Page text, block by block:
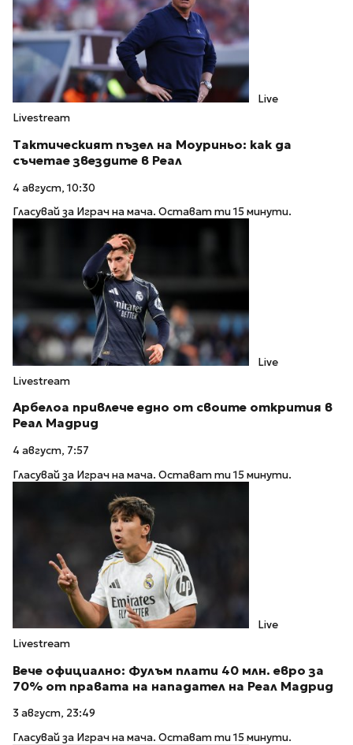
Live
Livestream
Тактическият пъзел на Моуриньо: как да
съчетае звездите в Реал
4 август, 10:30
Гласувай за Играч на мача. Остават ти 15 минути.
Live
Livestream
Арбелоа привлече едно от своите открития в
Реал Мадрид
4 август, 7:57
Гласувай за Играч на мача. Остават ти 15 минути.
Live
Livestream
Вече официално: Фулъм плати 40 млн. евро за
70% от правата на нападател на Реал Мадрид
3 август, 23:49
Гласувай за Играч на мача. Остават ти 15 минути.